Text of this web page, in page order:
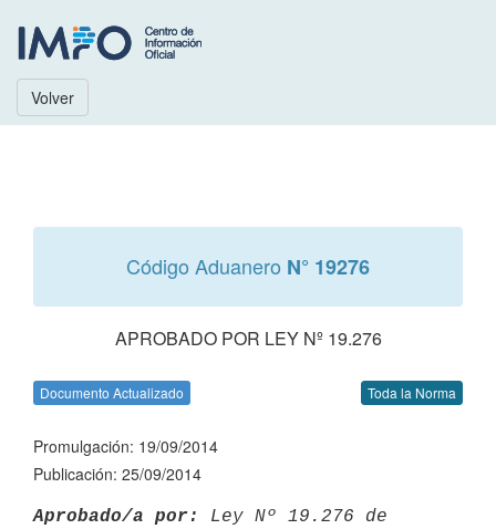
Volver
Código Aduanero N° 19276
APROBADO POR LEY Nº 19.276
Documento Actualizado Toda la Norma
Promulgación: 19/09/2014
Publicación: 25/09/2014
Aprobado/a por:
Ley Nº 19.276 de